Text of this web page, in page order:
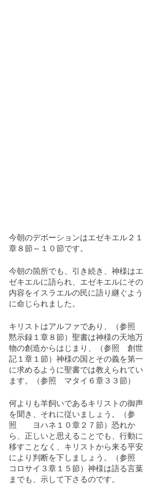
今朝のデボーションはエゼキエル２１
章８節～１０節です。
今朝の箇所でも、引き続き、神様はエ
ゼキエルに語られ、エゼキエルにその
内容をイスラエルの民に語り継ぐよう
に命じられました。
キリストはアルファであり、（参照
黙示録１章８節）聖書は神様の天地万
物の創造からはじまり、（参照　創世
記１章１節）神様の国とその義を第一
に求めるように聖書では教えられてい
ます。（参照　マタイ６章３３節）
何よりも羊飼いであるキリストの御声
を聞き、それに従いましょう。（参
照　　ヨハネ１０章２７節）恐れか
ら、正しいと思えることでも、行動に
移すことなく、キリストから来る平安
により判断を下しましょう。（参照
コロサイ３章１５節）神様は語る言葉
までも、示して下さるのです。